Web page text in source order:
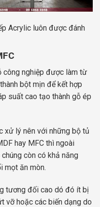
Acrylic luôn được đánh
công nghiệp được làm từ
bột mịn để kết hợp
suất cao tạo thành gỗ ép
xử lý nên với những bộ tủ
hay MFC thì ngoài
còn có khả năng
mọt ăn mòn.
tương đối cao dó đó ít bị
vỡ hoặc các biến dạng do